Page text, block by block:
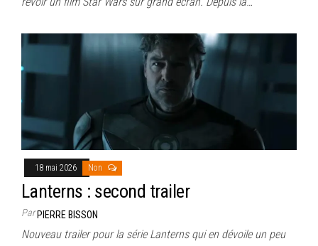
18 mai 2026 Non
Lanterns : second trailer
ParPIERRE BISSON
Nouveau trailer pour la série Lanterns qui en dévoile un peu